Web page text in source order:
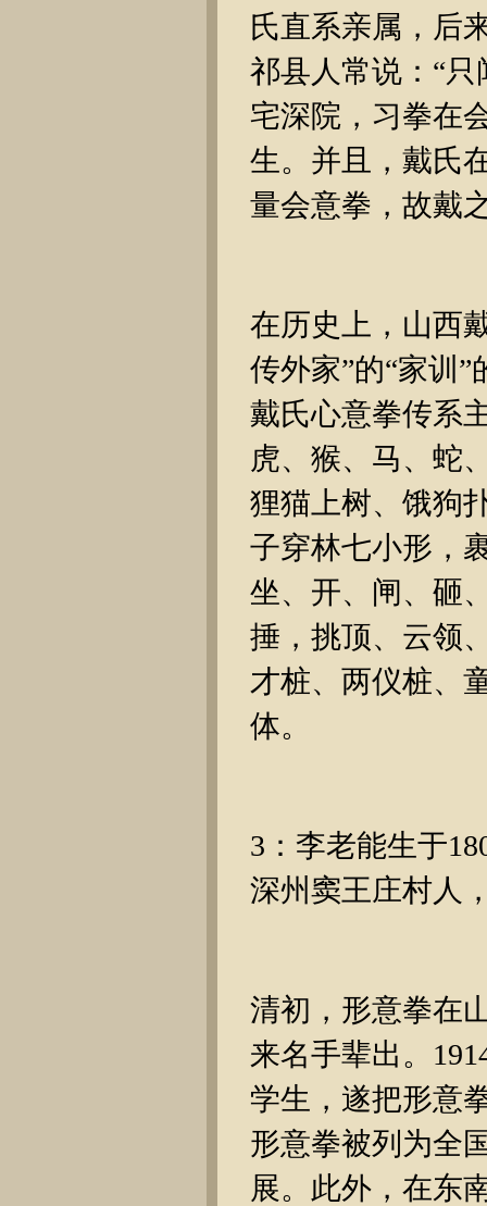
氏直系亲属，后
祁县人常说：“
宅深院，习拳在
生。并且，戴氏
量会意拳，故戴
在历史上，山西
传外家”的“家训
戴氏心意拳传系
虎、猴、马、蛇
狸猫上树、饿狗
子穿林七小形，
坐、开、闸、砸
捶，挑顶、云领
才桩、两仪桩、
体。
3：李老能生于
深州窦王庄村人
清初，形意拳在
来名手辈出。
学生，遂把形意
形意拳被列为全
展。此外，在东